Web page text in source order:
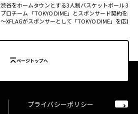
渋谷をホームタウンとする3人制バスケットボール 3×3
プロチーム 「TOKYO DIME」とスポンサード契約を締結
～XFLAGがスポンサーとして「TOKYO DIME」を応援
ページトップへ
プライバシーポリシー